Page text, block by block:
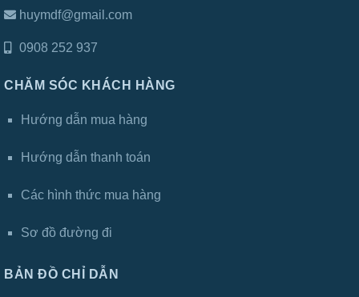
huymdf@gmail.com
0908 252 937
CHĂM SÓC KHÁCH HÀNG
Hướng dẫn mua hàng
Hướng dẫn thanh toán
Các hình thức mua hàng
Sơ đồ đường đi
BẢN ĐỒ CHỈ DẪN